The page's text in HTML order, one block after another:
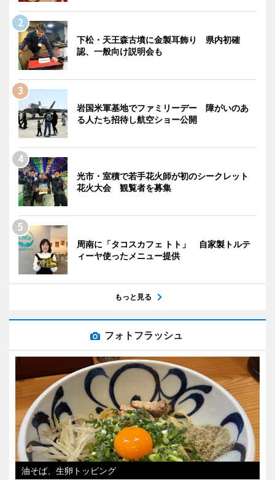
下松・天王森古墳に金製耳飾り 県内初確
認、一般向け説明会も
岩国米軍基地でファミリーデー 障がいのあ
る人たち招待し航空ショー公開
光市・室積で若手花火師が初のシークレット
花火大会 観覧者を募集
周南に「タコスカフェ トト」 自家製トルテ
ィーヤ使ったメニュー提供
もっと見る
フォトフラッシュ
油そば、生卵トッピング